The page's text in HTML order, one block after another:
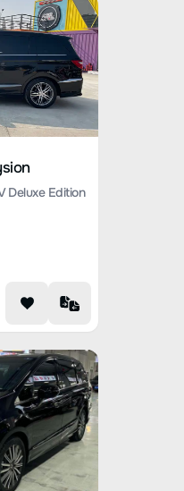
Deluxe Edition